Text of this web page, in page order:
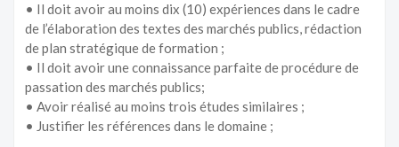
• Il doit avoir au moins dix (10) expériences dans le cadre
de l’élaboration des textes des marchés publics, rédaction
de plan stratégique de formation ;
• Il doit avoir une connaissance parfaite de procédure de
passation des marchés publics;
• Avoir réalisé au moins trois études similaires ;
• Justifier les références dans le domaine ;